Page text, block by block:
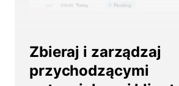
Zbieraj i zarządzaj
przychodzącymi